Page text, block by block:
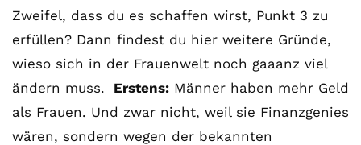
Zweifel, dass du es schaffen wirst, Punkt 3 zu
erfüllen? Dann findest du hier weitere Gründe,
wieso sich in der Frauenwelt noch gaaanz viel
ändern muss.
Erstens: Männer haben mehr Geld
als Frauen. Und zwar nicht, weil sie Finanzgenies
wären, sondern wegen der bekannten